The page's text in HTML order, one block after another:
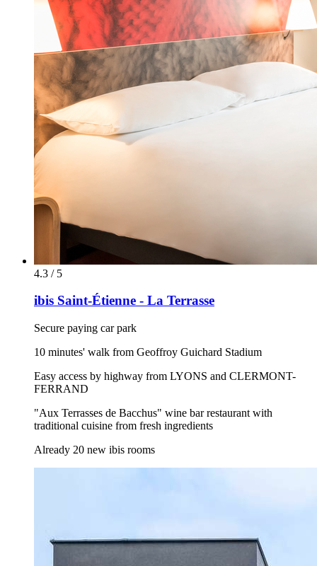
4.3 / 5
ibis Saint-Étienne - La Terrasse
Secure paying car park
10 minutes' walk from Geoffroy Guichard Stadium
Easy access by highway from LYONS and CLERMONT-
FERRAND
"Aux Terrasses de Bacchus" wine bar restaurant with
traditional cuisine from fresh ingredients
Already 20 new ibis rooms